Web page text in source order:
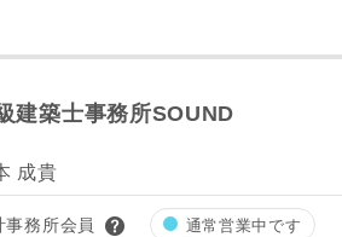
建築士事務所SOUND
成貴
事務所会員 通常営業中です
前